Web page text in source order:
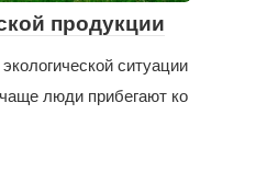
продукции
ситуации
люди прибегают ко